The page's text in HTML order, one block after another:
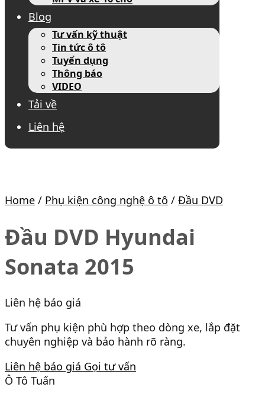
Blog
Tư vấn kỹ thuật
Tin tức ô tô
Tuyển dụng
Thông báo
VIDEO
Tải về
Liên hệ
Home / Phụ kiện công nghệ ô tô / Đầu DVD
Đầu DVD Hyundai
Sonata 2015
Liên hệ báo giá
Tư vấn phụ kiện phù hợp theo dòng xe, lắp đặt
chuyên nghiệp và bảo hành rõ ràng.
Liên hệ báo giá Gọi tư vấn
Ô Tô Tuấn